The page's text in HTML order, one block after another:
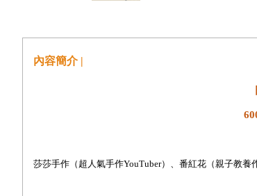
內容簡介 |
莎莎手作（超人氣手作YouTuber）、番紅花（親子教養